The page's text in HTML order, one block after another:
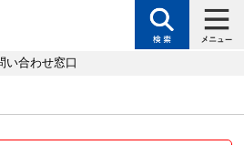
い合わせ窓口